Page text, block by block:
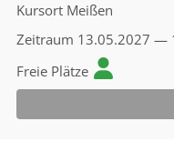
Kursort Meißen
Zeitraum 13.05.2027 —
Freie Plätze